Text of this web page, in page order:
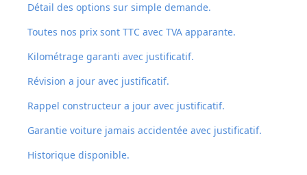
Détail des options sur simple demande.
Toutes nos prix sont TTC avec TVA apparante.
Kilométrage garanti avec justificatif.
Révision a jour avec justificatif.
Rappel constructeur a jour avec justificatif.
Garantie voiture jamais accidentée avec justificatif.
Historique disponible.